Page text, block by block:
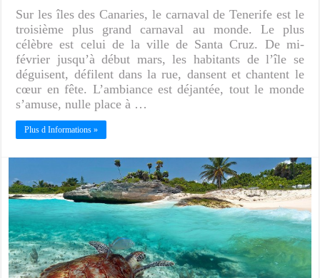
Sur les îles des Canaries, le carnaval de Tenerife est le
troisième plus grand carnaval au monde. Le plus
célèbre est celui de la ville de Santa Cruz. De mi-
février jusqu’à début mars, les habitants de l’île se
déguisent, défilent dans la rue, dansent et chantent le
cœur en fête. L’ambiance est déjantée, tout le monde
s’amuse, nulle place à …
Plus d Informations »